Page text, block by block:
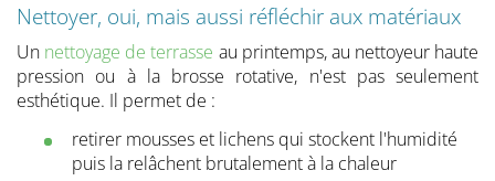
Nettoyer, oui, mais aussi réfléchir aux matériaux
Un nettoyage de terrasse au printemps, au nettoyeur haute
pression ou à la brosse rotative, n'est pas seulement
esthétique. Il permet de :
retirer mousses et lichens qui stockent l'humidité
puis la relâchent brutalement à la chaleur